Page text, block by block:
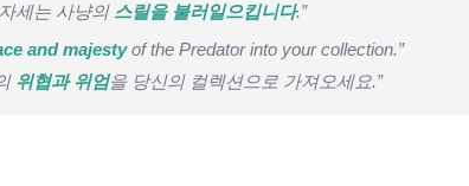
세는 사냥의 스릴을 불러일으킵니다.”
and majestyof the Predator into your collection.”
위협과 위엄을 당신의 컬렉션으로 가져오세요.”